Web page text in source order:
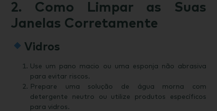
2. Como Limpar as Suas
Janelas Corretamente
Vidros
Use um pano macio ou uma esponja não abrasiva
para evitar riscos.
Prepare uma solução de água morna com
detergente neutro ou utilize produtos específicos
para vidros.